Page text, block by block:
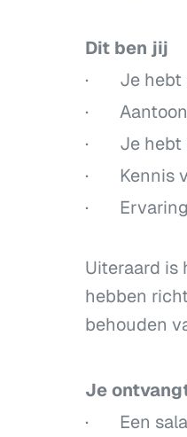
Dit ben jij
· Je hebt
·
· Je hebt
· Kennis
· Ervaring
Uiteraard is
hebben
behouden
Je
· Een